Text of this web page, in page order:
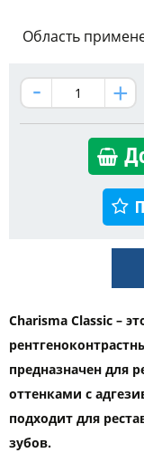
Область
Charisma Classic –
предназначен для
оттенками с
подходит для
зубов.